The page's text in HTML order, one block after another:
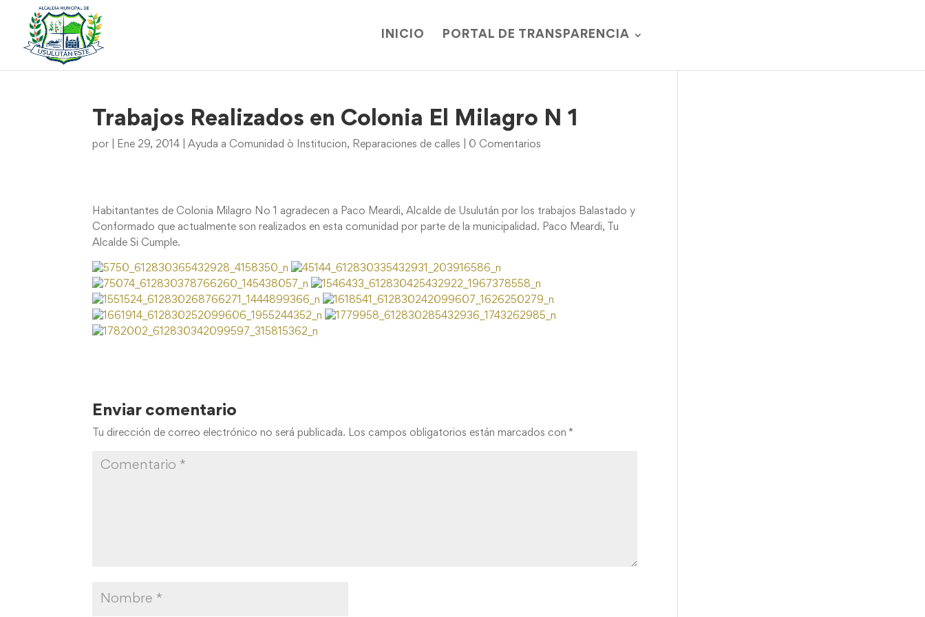
INICIO PORTAL DE TRANSPARENCIA
Trabajos Realizados en Colonia El Milagro N 1
por Ene 29, 2014 |Ayuda a Comunidad ò Institucion, Reparaciones de calles 0 Comentarios
Habitantantes de Colonia Milagro No 1 agradecen a Paco Meardi, Alcalde de Usulután por los trabajos Balastado y
Conformado que actualmente son realizados en esta comunidad por parte de la municipalidad. Paco Meardi, Tu
Alcalde Si Cumple.
Enviar comentario
Tu dirección de correo electrónico no será publicada. Los campos obligatorios están marcados con *